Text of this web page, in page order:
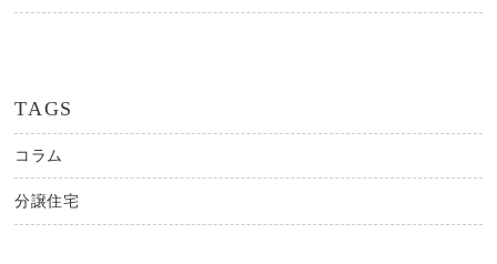
TAGS
コラム
分譲住宅